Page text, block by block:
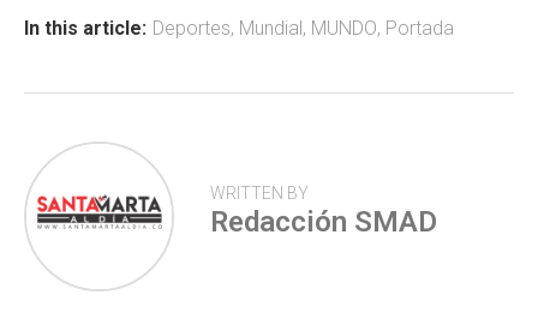
ok p
tir
In this article: Deportes, Mundial , MUNDO, Portada
WRITTEN BY
Redacción SMAD